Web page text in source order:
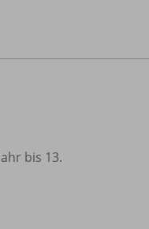
bis 13.